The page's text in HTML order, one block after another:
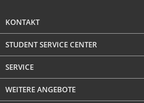
KONTAKT
STUDENT SERVICE CENTER
SERVICE
WEITERE ANGEBOTE